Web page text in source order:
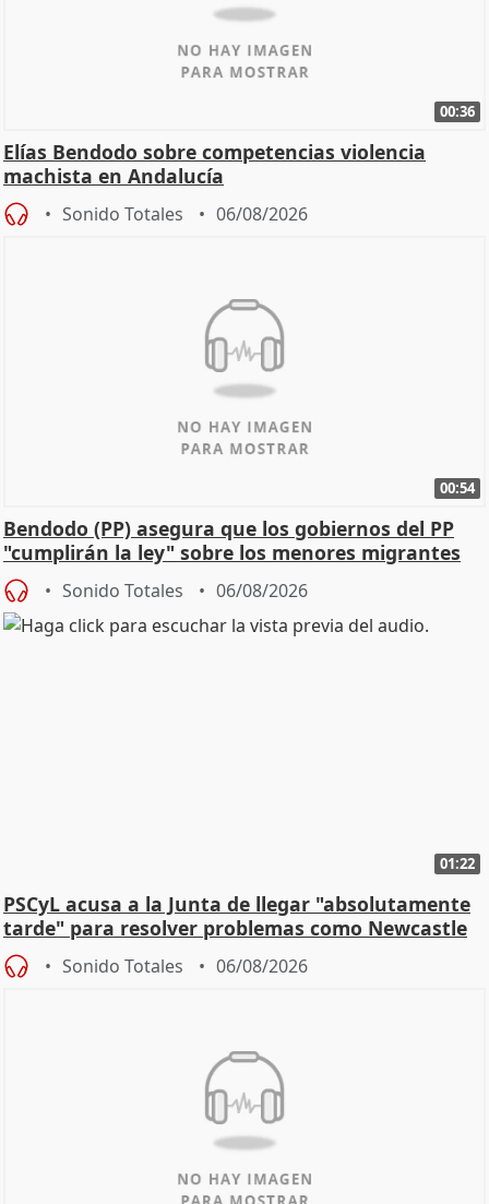
00:36
Elías Bendodo sobre competencias violencia
machista en Andalucía
Sonido Totales 06/08/2026
00:54
Bendodo (PP) asegura que los gobiernos del PP
"cumplirán la ley" sobre los menores migrantes
Sonido Totales 06/08/2026
01:22
PSCyL acusa a la Junta de llegar "absolutamente
tarde" para resolver problemas como Newcastle
Sonido Totales 06/08/2026